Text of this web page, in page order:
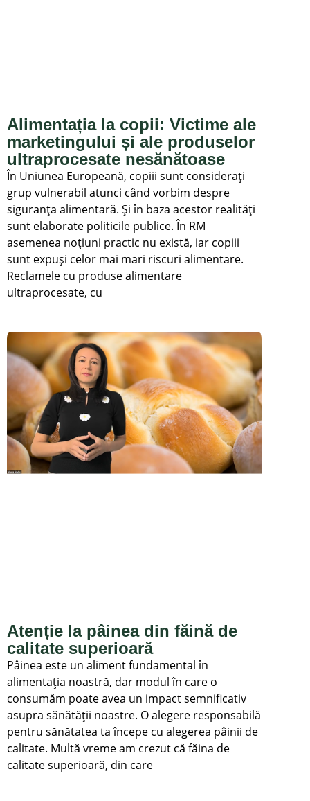
Alimentația la copii: Victime ale
marketingului și ale produselor
ultraprocesate nesănătoase
În Uniunea Europeană, copiii sunt considerați
grup vulnerabil atunci când vorbim despre
siguranța alimentară. Și în baza acestor realități
sunt elaborate politicile publice. În RM
asemenea noțiuni practic nu există, iar copiii
sunt expuși celor mai mari riscuri alimentare.
Reclamele cu produse alimentare
ultraprocesate, cu
Atenție la pâinea din făină de
calitate superioară
Pâinea este un aliment fundamental în
alimentația noastră, dar modul în care o
consumăm poate avea un impact semnificativ
asupra sănătății noastre. O alegere responsabilă
pentru sănătatea ta începe cu alegerea pâinii de
calitate. Multă vreme am crezut că făina de
calitate superioară, din care